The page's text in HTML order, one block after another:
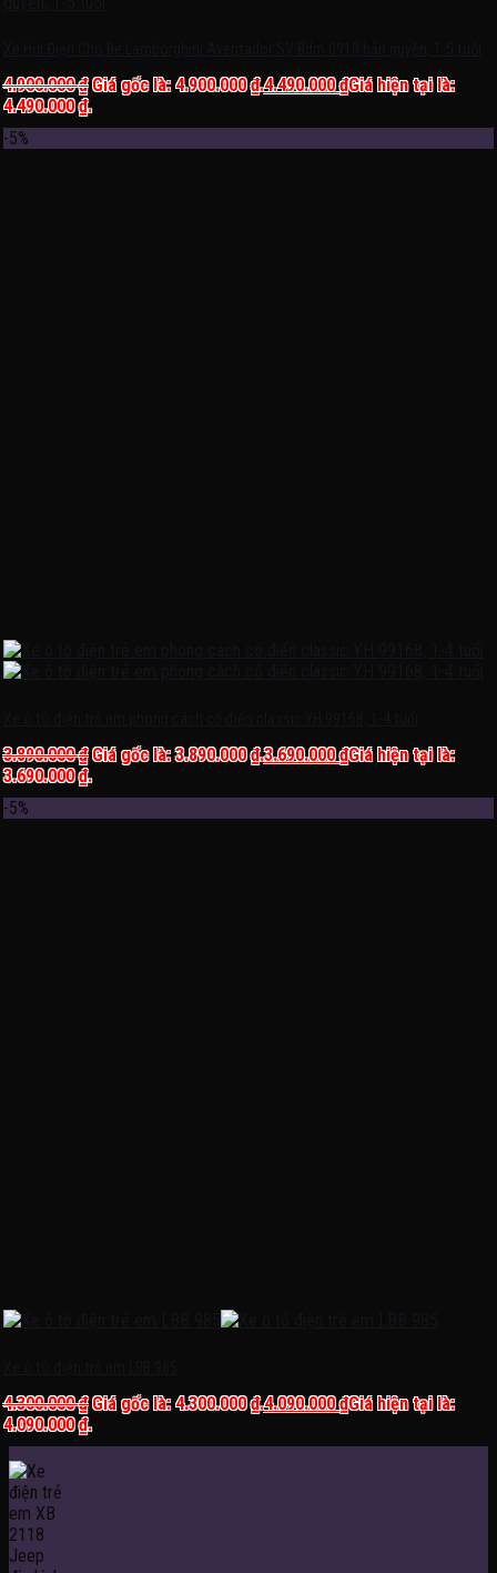
4.900.000₫ Giá gốc là: 4.900.000 ₫.4.490.000₫Giá hiện tại là:
4.490.000 ₫.
-5%
3.890.000₫ Giá gốc là: 3.890.000 ₫.3.690.000₫Giá hiện tại là:
3.690.000 ₫.
-5%
4.300.000₫ Giá gốc là: 4.300.000 ₫.4.090.000₫Giá hiện tại là:
4.090.000 ₫.